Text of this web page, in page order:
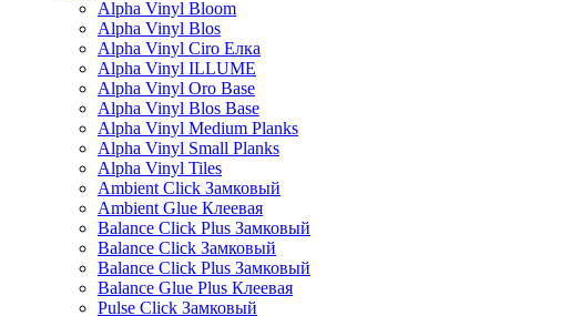
Alpha Vinyl Bloom
Alpha Vinyl Blos
Alpha Vinyl Ciro Елка
Alpha Vinyl ILLUME
Alpha Vinyl Oro Base
Alpha Vinyl Blos Base
Alpha Vinyl Medium Planks
Alpha Vinyl Small Planks
Alpha Vinyl Tiles
Ambient Click Замковый
Ambient Glue Клеевая
Balance Click Plus Замковый
Balance Click Замковый
Balance Click Plus Замковый
Balance Glue Plus Клеевая
Pulse Click Замковый